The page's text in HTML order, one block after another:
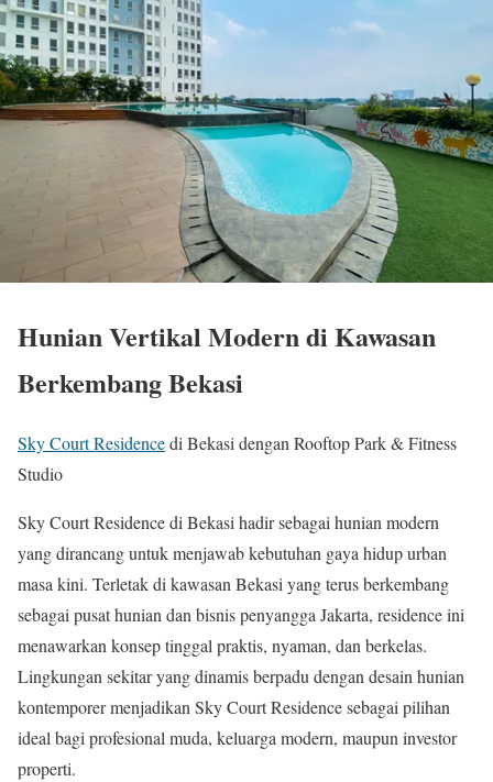
Hunian Vertikal Modern di Kawasan
Berkembang Bekasi
Sky Court Residencedi Bekasi dengan Rooftop Park & Fitness
Studio
Sky Court Residence di Bekasi hadir sebagai hunian modern
yang dirancang untuk menjawab kebutuhan gaya hidup urban
masa kini. Terletak di kawasan Bekasi yang terus berkembang
sebagai pusat hunian dan bisnis penyangga Jakarta, residence ini
menawarkan konsep tinggal praktis, nyaman, dan berkelas.
Lingkungan sekitar yang dinamis berpadu dengan desain hunian
kontemporer menjadikan Sky Court Residence sebagai pilihan
ideal bagi profesional muda, keluarga modern, maupun investor
properti.